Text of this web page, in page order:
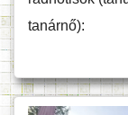
tanárnő):